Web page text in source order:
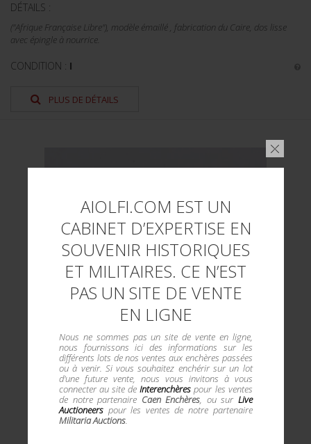
AIOLFI.COM EST UN
CABINET D’EXPERTISE EN
SOUVENIR HISTORIQUES
ET MILITAIRES. CE N’EST
PAS UN SITE DE VENTE
EN LIGNE
Nous ne sommes pas un site de vente en ligne,
nous fournissons ici des informations sur les
différents lots de nos ventes aux enchères passées
ou à venir. Si vous souhaitez enchérir sur un lot
d'une future vente, nous vous invitons à vous
connecter au site deInterenchères pour les ventes
de notre partenaire Caen Enchères, ou sur Live
Auctioneerspour les ventes de notre partenaire
Militaria Auctions.
DÉTAILS :
("Afrique Française Libre"), modèle émaillé , fabrication du Caire, dos lisse
avec épingle à nourrice.
CONDITION : I
PLUS DE DÉTAILS